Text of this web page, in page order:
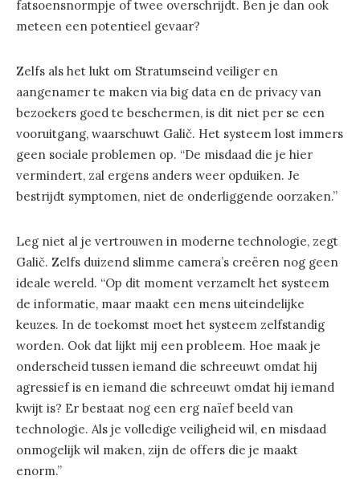
fatsoensnormpje of twee overschrijdt. Ben je dan ook
meteen een potentieel gevaar?
Zelfs als het lukt om Stratumseind veiliger en
aangenamer te maken via big data en de privacy van
bezoekers goed te beschermen, is dit niet per se een
vooruitgang, waarschuwt Galič. Het systeem lost immers
geen sociale problemen op. “De misdaad die je hier
vermindert, zal ergens anders weer opduiken. Je
bestrijdt symptomen, niet de onderliggende oorzaken.”
Leg niet al je vertrouwen in moderne technologie, zegt
Galič. Zelfs duizend slimme camera’s creëren nog geen
ideale wereld. “Op dit moment verzamelt het systeem
de informatie, maar maakt een mens uiteindelijke
keuzes. In de toekomst moet het systeem zelfstandig
worden. Ook dat lijkt mij een probleem. Hoe maak je
onderscheid tussen iemand die schreeuwt omdat hij
agressief is en iemand die schreeuwt omdat hij iemand
kwijt is? Er bestaat nog een erg naïef beeld van
technologie. Als je volledige veiligheid wil, en misdaad
onmogelijk wil maken, zijn de offers die je maakt
enorm.”